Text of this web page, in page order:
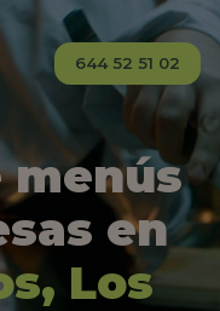
644 52 51 02
menús
en
Los